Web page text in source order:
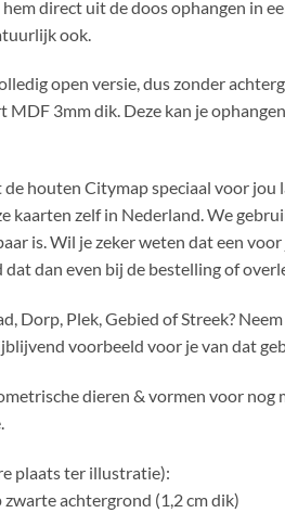
direct uit de doos ophangen in
ook.
open versie, dus zonder
3mm dik. Deze kan je
houten Citymap speciaal voor jou
kaarten zelf in Nederland. We
is. Wil je zeker weten dat een
dan even bij de bestelling of
Dorp, Plek, Gebied of Streek?
voorbeeld voor je van dat
dieren & vormen voor nog
plaats ter illustratie):
achtergrond (1,2 cm dik)